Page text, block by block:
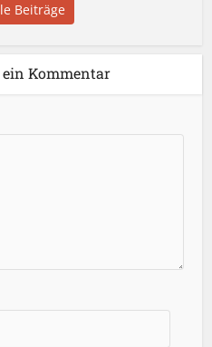
Beiträge
ein Kommentar